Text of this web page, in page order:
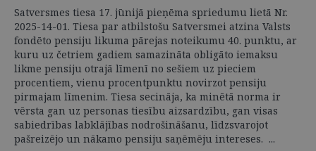
Satversmes tiesa 17. jūnijā pieņēma spriedumu lietā Nr.
2025-14-01. Tiesa par atbilstošu Satversmei atzina Valsts
fondēto pensiju likuma pārejas noteikumu 40. punktu, ar
kuru uz četriem gadiem samazināta obligāto iemaksu
likme pensiju otrajā līmenī no sešiem uz pieciem
procentiem, vienu procentpunktu novirzot pensiju
pirmajam līmenim. Tiesa secināja, ka minētā norma ir
vērsta gan uz personas tiesību aizsardzību, gan visas
sabiedrības labklājības nodrošināšanu, līdzsvarojot
pašreizējo un nākamo pensiju saņēmēju intereses. ...